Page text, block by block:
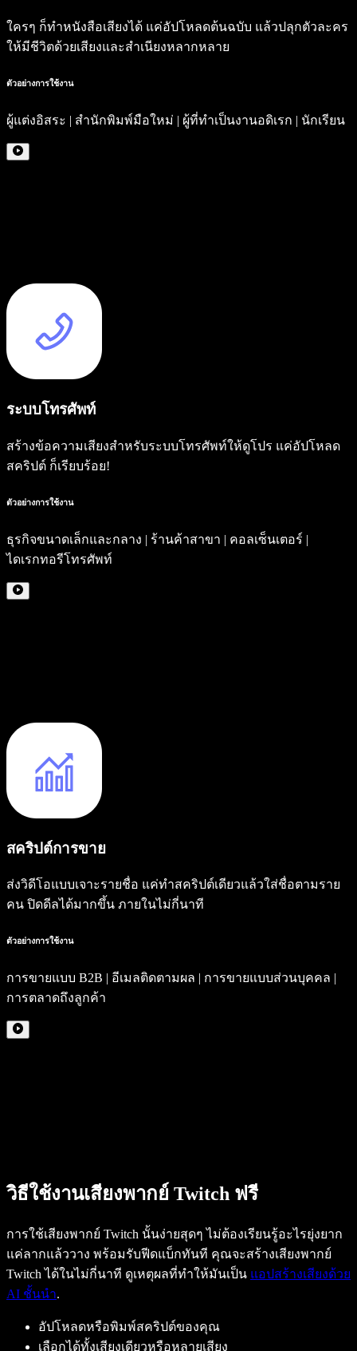
ใครๆ ก็ทำหนังสือเสียงได้ แค่อัปโหลดต้นฉบับ แล้วปลุกตัวละคร
ให้มีชีวิตด้วยเสียงและสำเนียงหลากหลาย
ตัวอย่างการใช้งาน
ผู้แต่งอิสระ | สำนักพิมพ์มือใหม่ | ผู้ที่ทำเป็นงานอดิเรก | นักเรียน
ระบบโทรศัพท์
สร้างข้อความเสียงสำหรับระบบโทรศัพท์ให้ดูโปร แค่อัปโหลด
สคริปต์ ก็เรียบร้อย!
ตัวอย่างการใช้งาน
ธุรกิจขนาดเล็กและกลาง | ร้านค้าสาขา | คอลเซ็นเตอร์ |
ไดเรกทอรีโทรศัพท์
สคริปต์การขาย
ส่งวิดีโอแบบเจาะรายชื่อ แค่ทำสคริปต์เดียวแล้วใส่ชื่อตามราย
คน ปิดดีลได้มากขึ้น ภายในไม่กี่นาที
ตัวอย่างการใช้งาน
การขายแบบ B2B | อีเมลติดตามผล | การขายแบบส่วนบุคคล |
การตลาดถึงลูกค้า
วิธีใช้งานเสียงพากย์ Twitch ฟรี
การใช้เสียงพากย์ Twitch นั้นง่ายสุดๆ ไม่ต้องเรียนรู้อะไรยุ่งยาก
แค่ลากแล้ววาง พร้อมรับฟีดแบ็กทันที คุณจะสร้างเสียงพากย์
Twitch ได้ในไม่กี่นาที ดูเหตุผลที่ทำให้มันเป็น แอปสร้างเสียงด้วย
AI ชั้นนำ.
อัปโหลดหรือพิมพ์สคริปต์ของคุณ
เลือกได้ทั้งเสียงเดียวหรือหลายเสียง